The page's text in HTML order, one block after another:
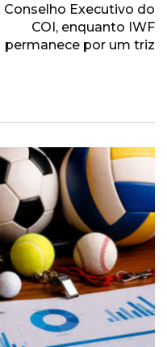
Conselho Executivo do
COI, enquanto IWF
permanece por um triz